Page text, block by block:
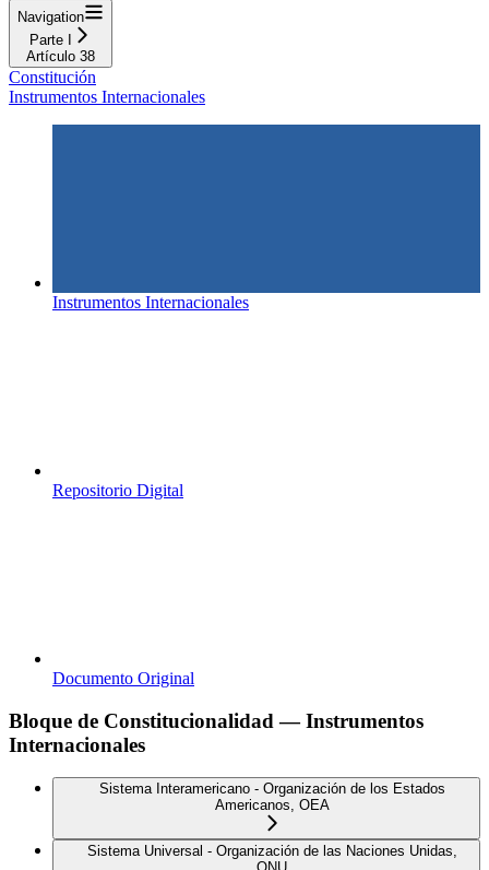
Navigation
Parte I
Artículo 38
Constitución
Instrumentos Internacionales
Instrumentos Internacionales
Repositorio Digital
Documento Original
Bloque de Constitucionalidad — Instrumentos
Internacionales
Sistema Interamericano - Organización de los Estados
Americanos, OEA
Sistema Universal - Organización de las Naciones Unidas,